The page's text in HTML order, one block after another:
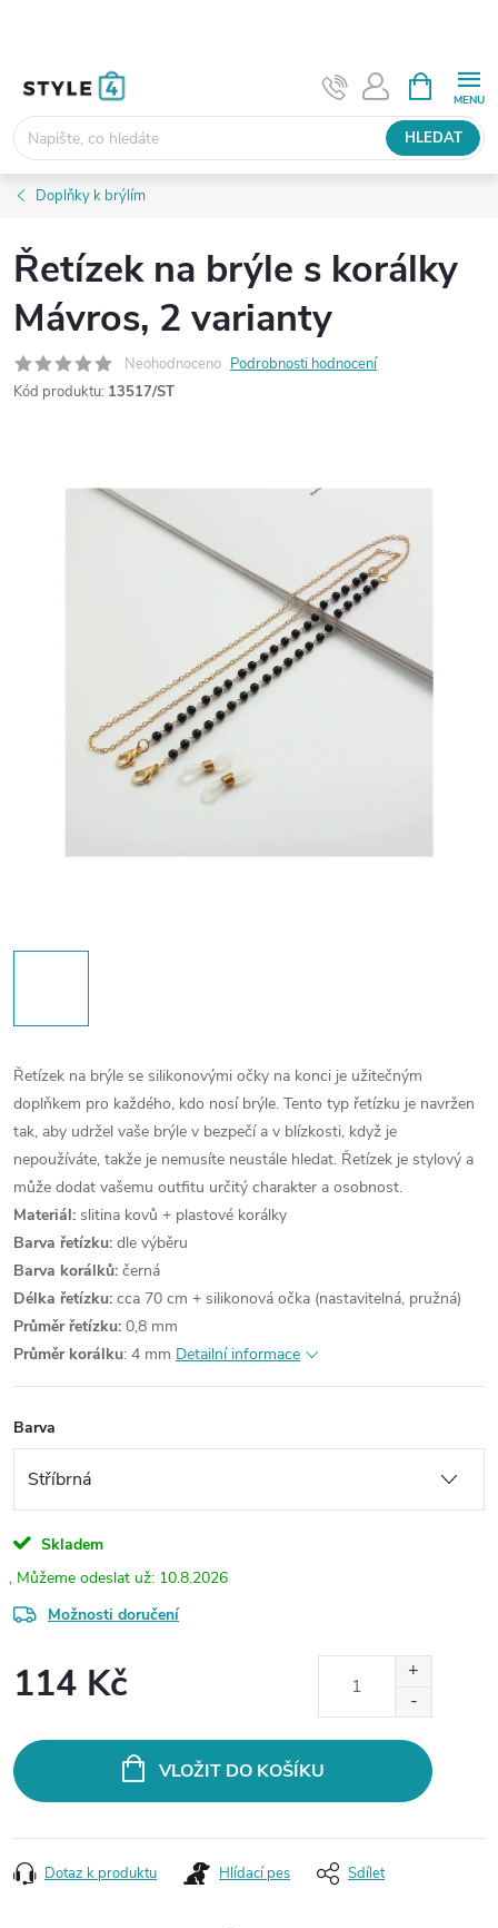
HLEDAT
NÁKUPNÍ
KOŠÍK
Doplňky k brýlím
Řetízek na brýle s korálky
Mávros, 2 varianty
Neohodnoceno Podrobnosti hodnocení
Kód produktu: 13517/ST
Řetízek na brýle se silikonovými očky na konci je užitečným
doplňkem pro každého, kdo nosí brýle. Tento typ řetízku je navržen
tak, aby udržel vaše brýle v bezpečí a v blízkosti, když je
nepoužíváte, takže je nemusíte neustále hledat. Řetízek je stylový a
může dodat vašemu outfitu určitý charakter a osobnost.
Materiál: slitina kovů + plastové korálky
Barva řetízku: dle výběru
Barva korálků: černá
Délka řetízku: cca 70 cm + silikonová očka (nastavitelná, pružná)
Průměr řetízku: 0,8 mm
Průměr korálku: 4 mm Detailní informace
Barva
Skladem
10.8.2026
Možnosti doručení
114 Kč
VLOŽIT DO KOŠÍKU
Dotaz k produktu Hlídací pes Sdílet